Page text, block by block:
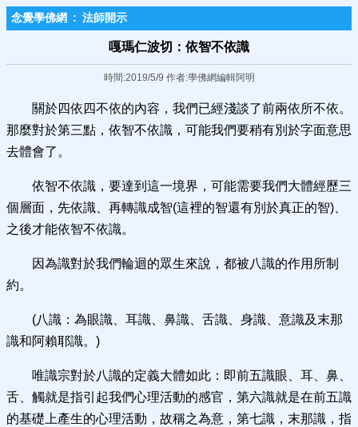
念覺學佛網 : 法師開示
嘎瑪仁波切：依智不依識
時間:2019/5/9 作者:學佛網編輯阿明
關於四依四不依的內容，我們已經淺談了前兩依所不依。
那麼對於第三點，依智不依識，可能我們要稍有別於字面意思
去體會了。
依智不依識，要達到這一境界，可能需要我們大體經歷三
個層面，先依識、再轉識成智(這裡的智還有別於真正的智)、
之後才能依智不依識。
因為識對於我們輪迴的眾生來說，都被八識的作用所制
約。
(八識：為眼識、耳識、鼻識、舌識、身識、意識及末那
識和阿賴耶識。)
唯識宗對於八識的定義大體如此：即前五識眼、耳、鼻、
舌、觸就是指引起我們心理活動的感官，第六識就是在前五識
的基礎上產生的心理活動，故稱之為意，第七識，末那識，指